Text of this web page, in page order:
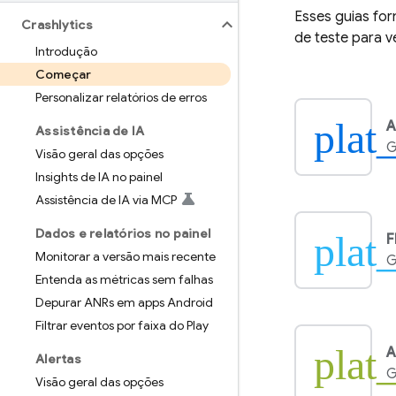
Crashlytics
Introdução
Começar
Personalizar relatórios de erros
Assistência de IA
Visão geral das opções
Insights de IA no painel
Assistência de IA via MCP
Dados e relatórios no painel
Monitorar a versão mais recente
Entenda as métricas sem falhas
Depurar ANRs em apps Android
Filtrar eventos por faixa do Play
Alertas
Visão geral das opções
Esses guias
de teste para